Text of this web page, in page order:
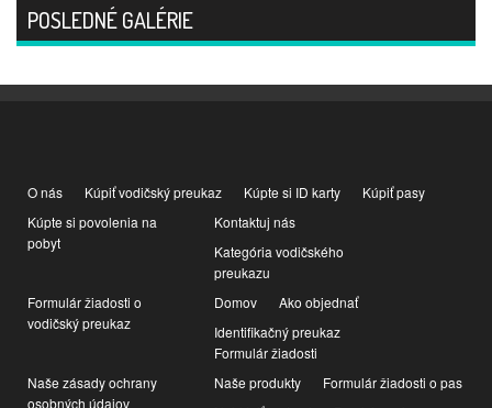
POSLEDNÉ GALÉRIE
O nás Kúpiť vodičský preukaz Kúpte si ID karty
Kúpiť pasy
Kúpte si povolenia na
pobyt
Kontaktuj nás
Kategória vodičského
preukazu
Formulár žiadosti o
vodičský preukaz
Domov
Ako objednať
Identifikačný preukaz
Formulár žiadosti
Naše zásady ochrany
osobných údajov
Naše produkty
Formulár žiadosti o pas